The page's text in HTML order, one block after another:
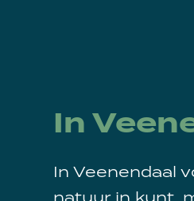
In
In Veenendaal